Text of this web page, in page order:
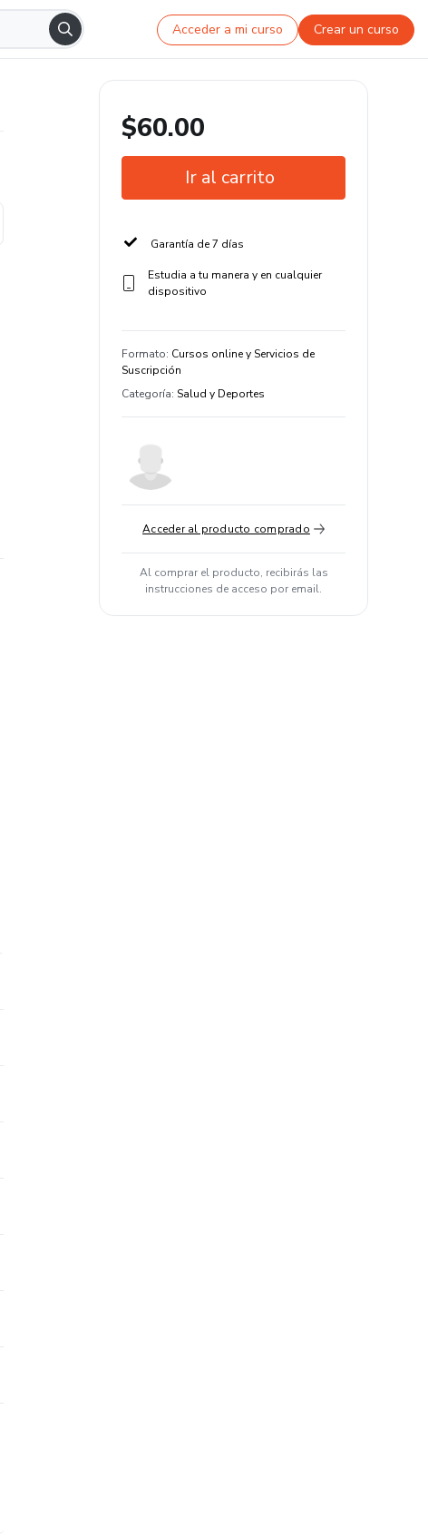
Acceder a mi curso Crear un curso
$60.00
Ir al carrito
Garantía de 7 días
Estudia a tu manera y en cualquier
dispositivo
Formato: Cursos online y Servicios de
Suscripción
Categoría: Salud y Deportes
Acceder al producto comprado
Al comprar el producto, recibirás las
instrucciones de acceso por email.